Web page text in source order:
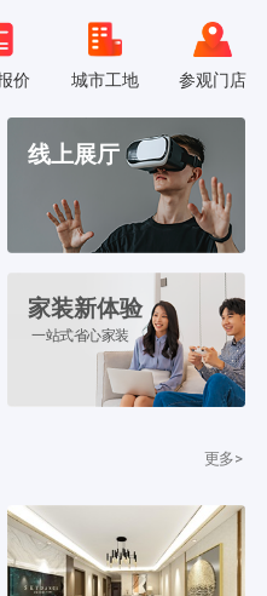
价 城市工地 参观门店
线上展厅
家装新体验
一站式省心家装
更多>